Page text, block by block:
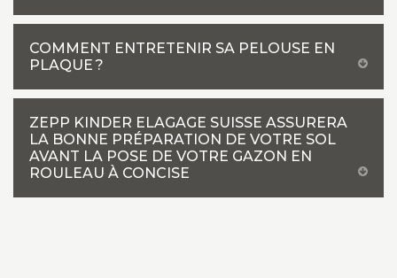
COMMENT ENTRETENIR SA PELOUSE EN
PLAQUE ?
ZEPP KINDER ELAGAGE SUISSE ASSURERA
LA BONNE PRÉPARATION DE VOTRE SOL
AVANT LA POSE DE VOTRE GAZON EN
ROULEAU À CONCISE